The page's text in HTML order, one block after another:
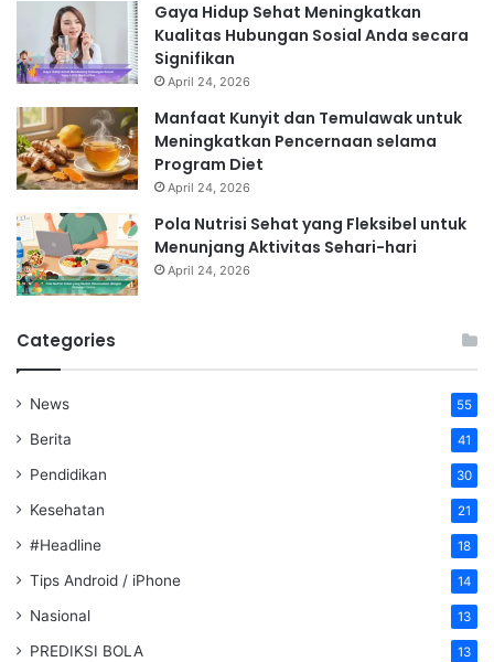
Gaya Hidup Sehat Meningkatkan
Kualitas Hubungan Sosial Anda secara
Signifikan
April 24, 2026
Manfaat Kunyit dan Temulawak untuk
Meningkatkan Pencernaan selama
Program Diet
April 24, 2026
Pola Nutrisi Sehat yang Fleksibel untuk
Menunjang Aktivitas Sehari-hari
April 24, 2026
Categories
News 55
Berita 41
Pendidikan 30
Kesehatan 21
#Headline 18
Tips Android / iPhone 14
Nasional 13
PREDIKSI BOLA 13